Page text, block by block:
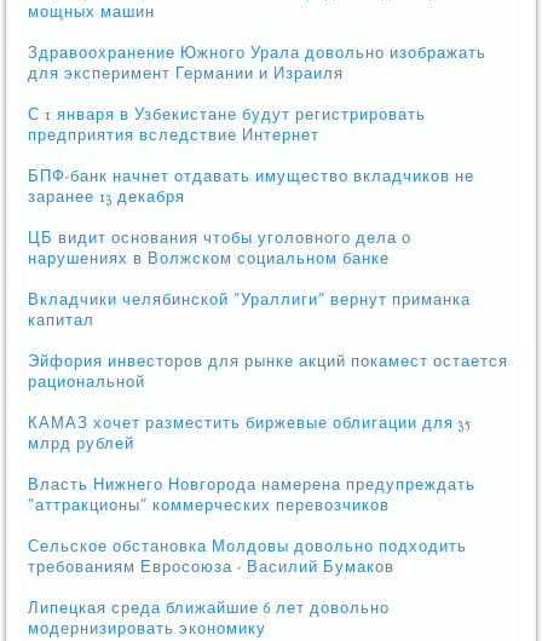
мощных машин
Здравоохранение Южного Урала довольно изображать
для эксперимент Германии и Израиля
С 1 января в Узбекистане будут регистрировать
предприятия вследствие Интернет
БПФ-банк начнет отдавать имущество вкладчиков не
заранее 13 декабря
ЦБ видит основания чтобы уголовного дела о
нарушениях в Волжском социальном банке
Вкладчики челябинской "Ураллиги" вернут приманка
капитал
Эйфория инвесторов для рынке акций покамест остается
рациональной
КАМАЗ хочет разместить биржевые облигации для 35
млрд рублей
Власть Нижнего Новгорода намерена предупреждать
"аттракционы" коммерческих перевозчиков
Сельское обстановка Молдовы довольно подходить
требованиям Евросоюза - Василий Бумаков
Липецкая среда ближайшие 6 лет довольно
модернизировать экономику